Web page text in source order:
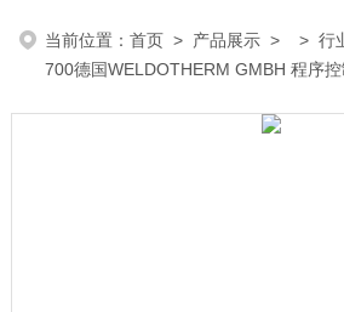
当前位置：首页 > 产品展示 > >行
700德国WELDOTHERM GMBH 程序控